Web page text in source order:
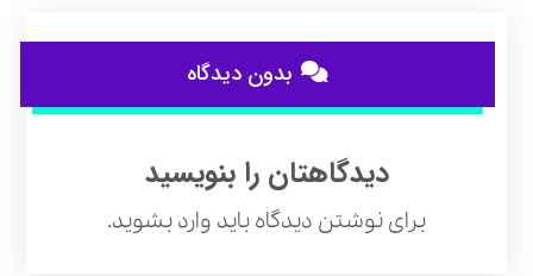
بدون دیدگاه
دیدگاهتان را بنویسید
برای نوشتن دیدگاه باید وارد بشوید.